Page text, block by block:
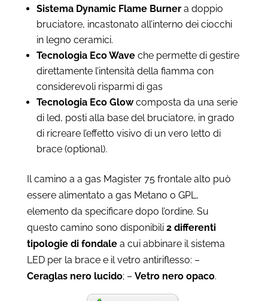
Sistema Dynamic Flame Burnera doppio
bruciatore, incastonato all’interno dei ciocchi
in legno ceramici.
Tecnologia Eco Waveche permette di gestire
direttamente l’intensità della fiamma con
considerevoli risparmi di gas
Tecnologia Eco Glowcomposta da una serie
di led, posti alla base del bruciatore, in grado
di ricreare l’effetto visivo di un vero letto di
brace (optional).
Il camino a a gas Magister 75 frontale alto può
essere alimentato a gas Metano o GPL,
elemento da specificare dopo l’ordine. Su
questo camino sono disponibili2 differenti
tipologie di fondalea cui abbinare il sistema
LED per la brace e il vetro antiriflesso: –
Ceraglas nero lucido; – Vetro nero opaco.